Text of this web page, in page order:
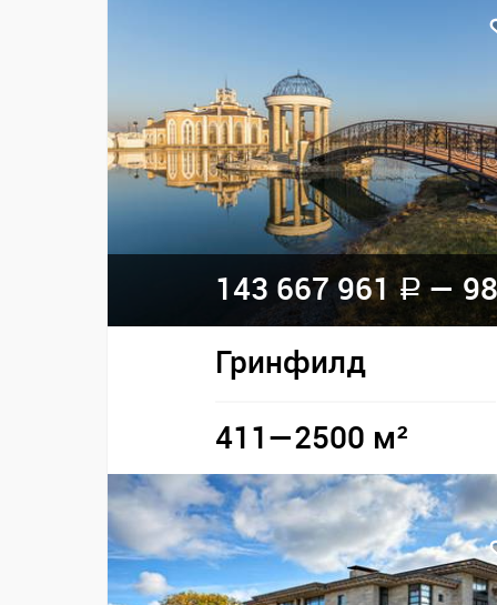
143 667 961a —
Гринфилд
411—2500 м²